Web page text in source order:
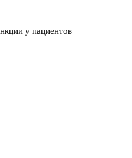
у пациентов